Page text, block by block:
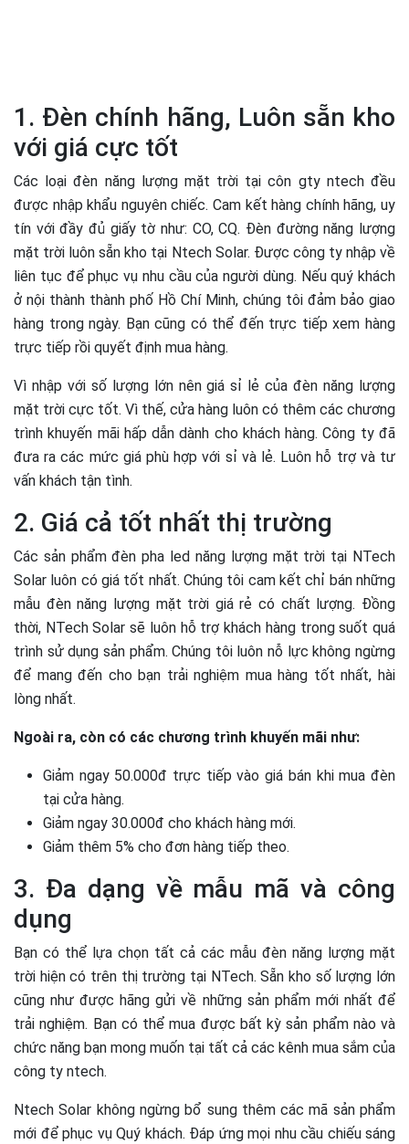
1. Đèn chính hãng, Luôn sẵn kho
với giá cực tốt
Các loại đèn năng lượng mặt trời tại côn gty ntech đều
được nhập khẩu nguyên chiếc. Cam kết hàng chính hãng, uy
tín với đầy đủ giấy tờ như: CO, CQ. Đèn đường năng lượng
mặt trời luôn sẵn kho tại Ntech Solar. Được công ty nhập về
liên tục để phục vụ nhu cầu của người dùng. Nếu quý khách
ở nội thành thành phố Hồ Chí Minh, chúng tôi đảm bảo giao
hàng trong ngày. Bạn cũng có thể đến trực tiếp xem hàng
trực tiếp rồi quyết định mua hàng.
Vì nhập với số lượng lớn nên giá sỉ lẻ của đèn năng lượng
mặt trời cực tốt. Vì thế, cửa hàng luôn có thêm các chương
trình khuyến mãi hấp dẫn dành cho khách hàng. Công ty đã
đưa ra các mức giá phù hợp với sỉ và lẻ. Luôn hỗ trợ và tư
vấn khách tận tình.
2. Giá cả tốt nhất thị trường
Các sản phẩm đèn pha led năng lượng mặt trời tại NTech
Solar luôn có giá tốt nhất. Chúng tôi cam kết chỉ bán những
mẫu đèn năng lượng mặt trời giá rẻ có chất lượng. Đồng
thời, NTech Solar sẽ luôn hỗ trợ khách hàng trong suốt quá
trình sử dụng sản phẩm. Chúng tôi luôn nỗ lực không ngừng
để mang đến cho bạn trải nghiệm mua hàng tốt nhất, hài
lòng nhất.
Ngoài ra, còn có các chương trình khuyến mãi như:
Giảm ngay 50.000đ trực tiếp vào giá bán khi mua đèn
tại cửa hàng.
Giảm ngay 30.000đ cho khách hàng mới.
Giảm thêm 5% cho đơn hàng tiếp theo.
3. Đa dạng về mẫu mã và công
dụng
Bạn có thể lựa chọn tất cả các mẫu đèn năng lượng mặt
trời hiện có trên thị trường tại NTech. Sẵn kho số lượng lớn
cũng như được hãng gửi về những sản phẩm mới nhất để
trải nghiệm. Bạn có thể mua được bất kỳ sản phẩm nào và
chức năng bạn mong muốn tại tất cả các kênh mua sắm của
công ty ntech.
Ntech Solar không ngừng bổ sung thêm các mã sản phẩm
mới để phục vụ Quý khách. Đáp ứng mọi nhu cầu chiếu sáng